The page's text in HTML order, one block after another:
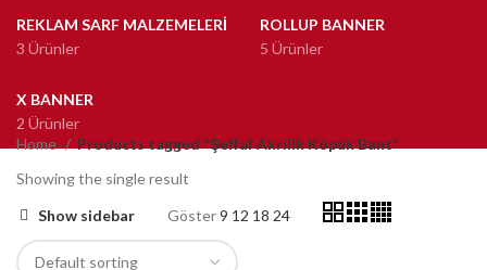
REKLAM SARF MALZEMELERI
3 Ürünler
ROLLUP BANNER
5 Ürünler
X BANNER
2 Ürünler
Home
Products tagged “Şeffaf Akrilik Köpük Bant”
Showing the single result
Show sidebar
Göster9 12 18 24